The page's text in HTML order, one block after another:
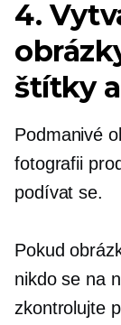
4.
štítky
Podmanivé
fotografii
podívat se.
Pokud
nikdo se na
zkontrolujte